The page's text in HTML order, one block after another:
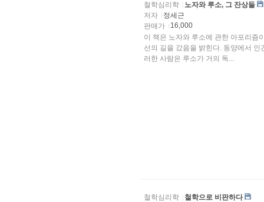
철학심리학
노자와 루소, 그 잔상들
저자
정세근
판매가
16,000
이 책은 노자와 루소에 관한 아포리즘
선의 길을 갔음을 밝힌다. 동양에서
러한 사람은 루소가 거의 독...
철학심리학
철학으로 비판하다